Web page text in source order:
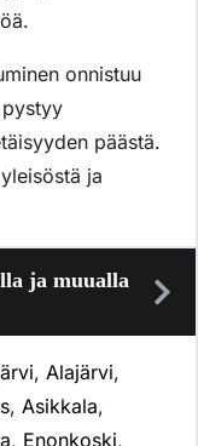
onnistuu
päästä.
ja
ja muualla
, Alajärvi,
, Asikkala,
, Enonkoski,